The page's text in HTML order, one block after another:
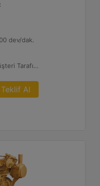
dev/dak.
Caterpillar veya Müşteri Tarafından Sağlanan AFRC ve Müşteri Tarafından Sağlanan Atık Arıtma ile NSPS Saha Uyumluluğuna Sahiptir, 0,5 ve 1,0 g/bhp-sa. NOx
Teklif Al